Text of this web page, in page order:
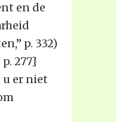
en de
p. 332)
277}
u er niet